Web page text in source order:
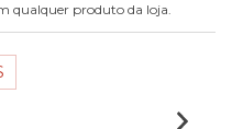
qualquer produto da loja.